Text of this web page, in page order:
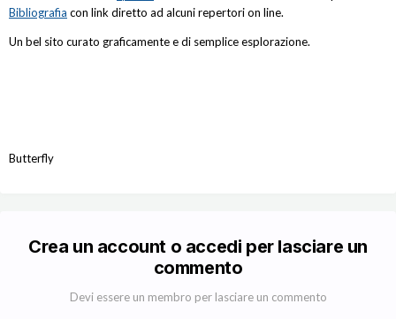
Bibliografia con link diretto ad alcuni repertori on line.
Un bel sito curato graficamente e di semplice esplorazione.
Butterfly
Crea un account o accedi per lasciare un
commento
Devi essere un membro per lasciare un commento